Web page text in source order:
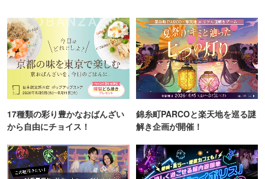
17種類の彩り豊かなおばんざい
から自由にチョイス！
錦糸町PARCOと楽天地を巡る謎
解き企画が開催！